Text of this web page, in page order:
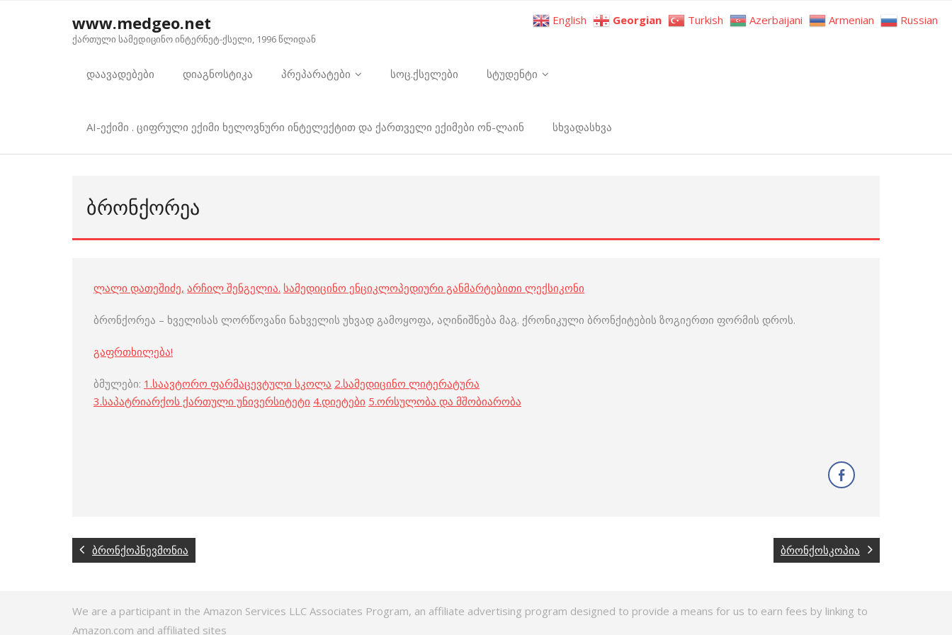
www.medgeo.net
ქართული სამედიცინო ინტერნეტ-ქსელი, 1996 წლიდან
დაავადებები დიაგნოსტიკა პრეპარატები სოც.ქსელები სტუდენტი
AI-ექიმი . ციფრული ექიმი ხელოვნური ინტელექტით და ქართველი ექიმები ონ-ლაინ სხვადასხვა
ᲑᲠᲝᲜᲥᲝᲠᲔᲐ
ლალი დათეშიძე, არჩილ შენგელია. სამედიცინო ენციკლოპედიური განმარტებითი ლექსიკონი
ბრონქორეა – ხველისას ლორწოვანი ნახველის უხვად გამოყოფა, აღინიშნება მაგ. ქრონიკული ბრონქიტების ზოგიერთი ფორმის დროს.
გაფრთხილება!
ბმულები: 1.საავტორო ფარმაცევტული სკოლა 2.სამედიცინო ლიტერატურა
3.საპატრიარქოს ქართული უნივერსიტეტი 4.დიეტები 5.ორსულობა და მშობიარობა
ბრონქოპნევმონია ბრონქოსკოპია
We are a participant in the Amazon Services LLC Associates Program, an affiliate advertising program designed to provide a means for us to earn fees by linking to
Amazon.com and affiliated sites
English Georgian Turkish Azerbaijani Armenian Russian